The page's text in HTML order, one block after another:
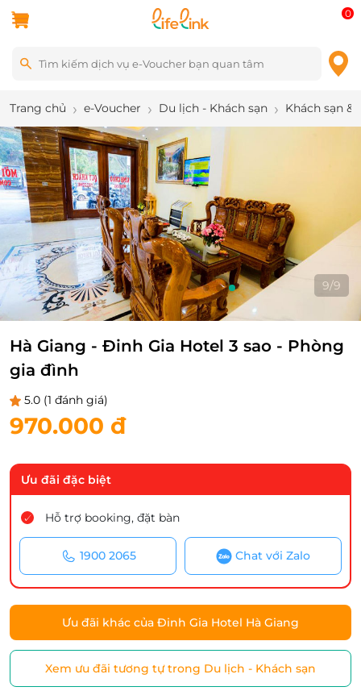
0
Trang chủ e-Voucher Du lịch - Khách sạn Khách sạn &
9/9
Hà Giang - Đinh Gia Hotel 3 sao - Phòng
gia đình
5.0 (1 đánh giá)
970.000 đ
Ưu đãi đặc biệt
Hỗ trợ booking, đặt bàn
1900 2065 Chat với Zalo
Ưu đãi khác của Đinh Gia Hotel Hà Giang
Xem ưu đãi tương tự trong Du lịch - Khách sạn